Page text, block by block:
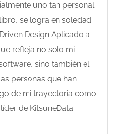
uno tan personal
se logra en soledad.
Design Aplicado a
refleja no solo mi
sino también el
personas que han
de mi trayectoria como
de KitsuneData